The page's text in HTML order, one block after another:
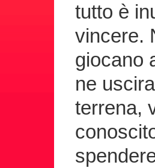
tutto è
vincere.
giocano
ne
terrena,